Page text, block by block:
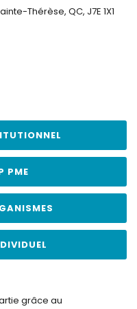
Thérèse, QC, J7E 1X1
PME
grâce au